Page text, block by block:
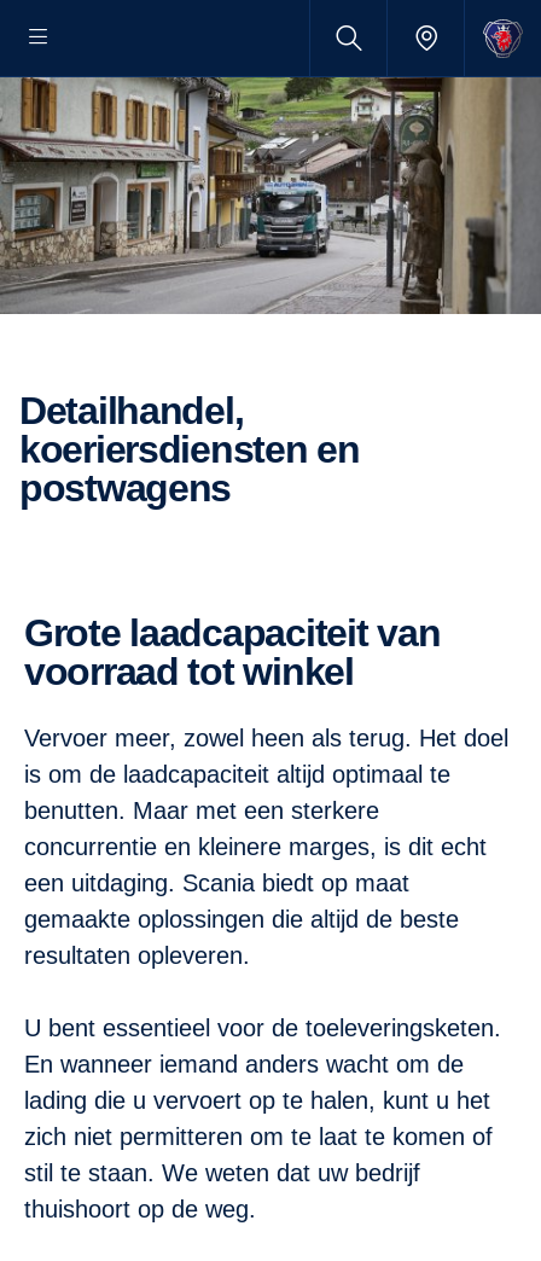
Detailhandel,
koeriersdiensten en
postwagens
Grote laadcapaciteit van
voorraad tot winkel
Vervoer meer, zowel heen als terug. Het doel
is om de laadcapaciteit altijd optimaal te
benutten. Maar met een sterkere
concurrentie en kleinere marges, is dit echt
een uitdaging. Scania biedt op maat
gemaakte oplossingen die altijd de beste
resultaten opleveren.
U bent essentieel voor de toeleveringsketen.
En wanneer iemand anders wacht om de
lading die u vervoert op te halen, kunt u het
zich niet permitteren om te laat te komen of
stil te staan. We weten dat uw bedrijf
thuishoort op de weg.